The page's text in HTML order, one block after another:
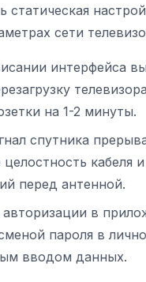
статическая
сети
интерфейса
на 1-2 минуты.
спутника
кабеля
перед антенной.
в
пароля в
вводом данных.